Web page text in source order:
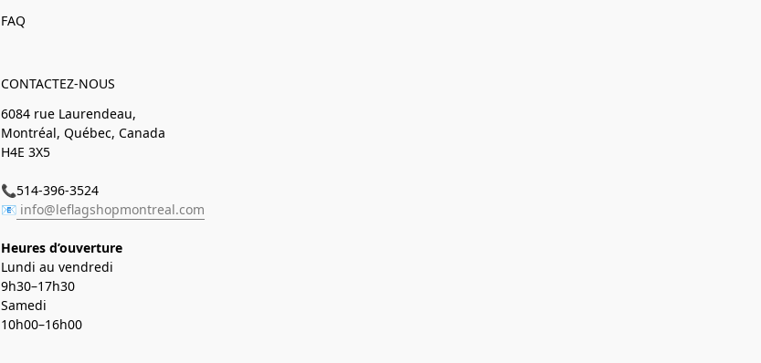
FAQ
CONTACTEZ-NOUS
6084 rue Laurendeau,
Montréal, Québec, Canada
H4E 3X5
📞514-396-3524
📧 info@leflagshopmontreal.com
Heures d’ouverture
Lundi au vendredi
9h30–17h30
Samedi
10h00–16h00